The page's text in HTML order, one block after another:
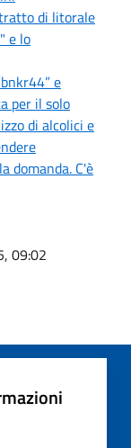
di litorale
e lo
e
per il solo
di alcolici e
domanda. C'è
09:02